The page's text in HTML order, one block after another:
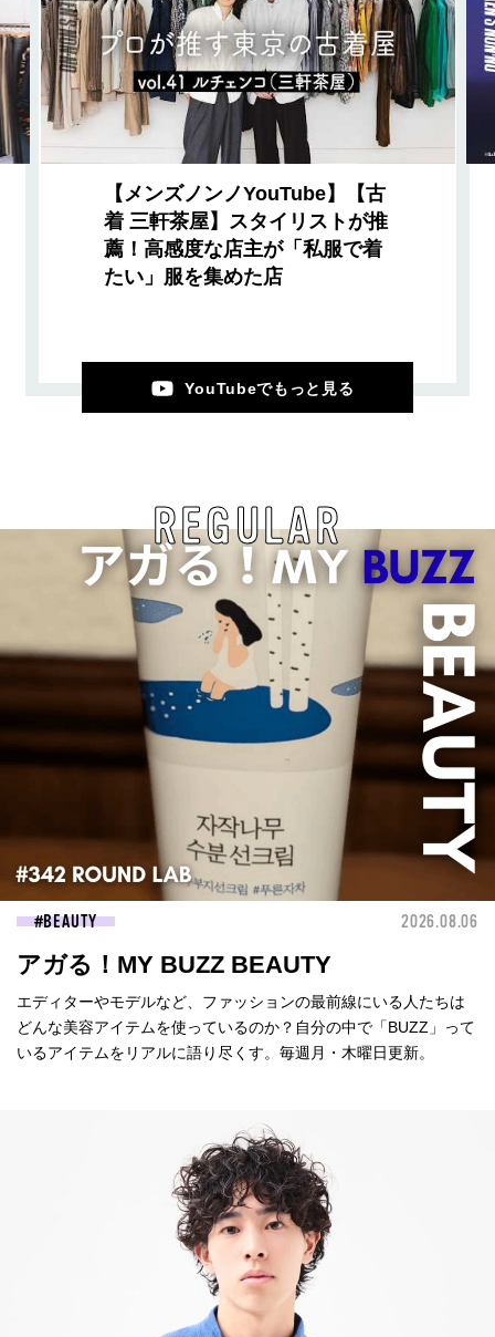
【メンズノンノYouTube】【古
着 三軒茶屋】スタイリストが推
薦！高感度な店主が「私服で着
たい」服を集めた店
YouTubeでもっと見る
REGULAR
BEAUTY 2026.08.06
アガる！MY BUZZ BEAUTY
エディターやモデルなど、ファッションの最前線にいる人たちは
どんな美容アイテムを使っているのか？自分の中で「BUZZ」って
いるアイテムをリアルに語り尽くす。毎週月・木曜日更新。